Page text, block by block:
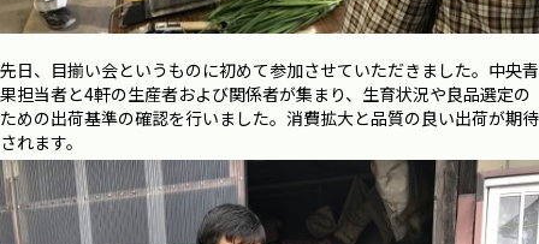
先日、目揃い会というものに初めて参加させていただきました。中央青
果担当者と4軒の生産者および関係者が集まり、生育状況や良品選定の
ための出荷基準の確認を行いました。消費拡大と品質の良い出荷が期待
されます。